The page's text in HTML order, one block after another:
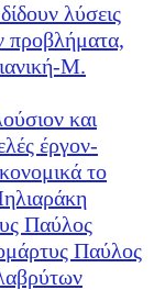
λύσεις
προβλήματα,
Μ.
και
έργον-
το
Παύλος
Παύλος